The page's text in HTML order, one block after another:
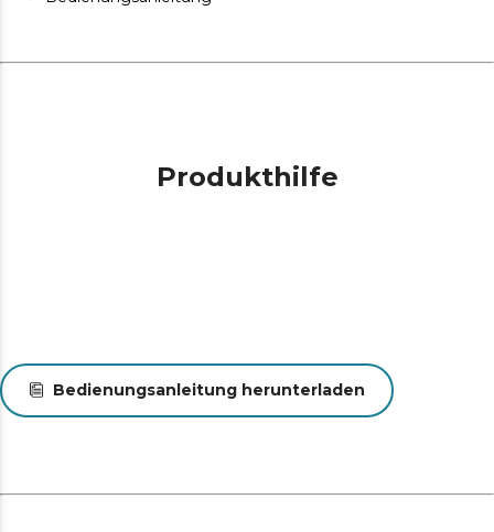
Produkthilfe
Bedienungsanleitung herunterladen